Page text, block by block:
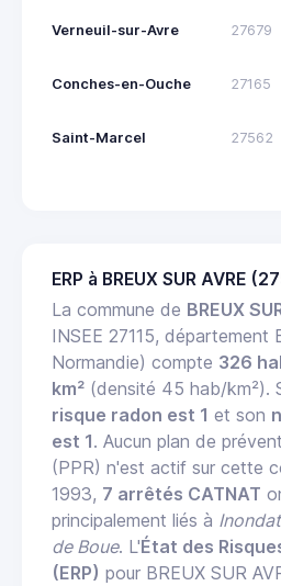
Verneuil-sur-Avre 27679
Conches-en-Ouche 27165
Saint-Marcel 27562
ERP à BREUX SUR AVRE
La commune de BREUX
INSEE 27115, département
Normandie) compte 326
km² (densité 45 hab/km²).
risque radon est 1 et son
est 1. Aucun plan de
(PPR) n'est actif sur cette
1993, 7 arrêtés CATNAT
principalement liés à
de Boue. L'État des
(ERP) pour BREUX SUR